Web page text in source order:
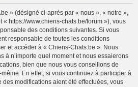
» (désigné ci-après par « nous », « notre »,
« https://www.chiens-chats.be/forum »), vous
des conditions suivantes. Si vous
responsable de toutes les conditions
et accéder à « Chiens-Chats.be ». Nous
à n’importe quel moment et nous essaierons
bien que nous vous conseillons de
En effet, si vous continuez à participer à
modifications aient été effectuées, vous